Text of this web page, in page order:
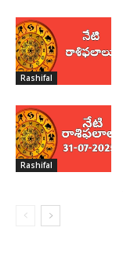
Rashifal
Rashifal